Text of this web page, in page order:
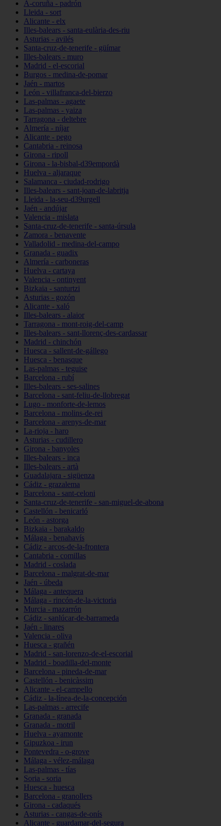
A-coruña - padrón
Lleida - sort
Alicante - elx
Illes-balears - santa-eulària-des-riu
Asturias - avilés
Santa-cruz-de-tenerife - güímar
Illes-balears - muro
Madrid - el-escorial
Burgos - medina-de-pomar
Jaén - martos
León - villafranca-del-bierzo
Las-palmas - agaete
Las-palmas - yaiza
Tarragona - deltebre
Almería - níjar
Alicante - pego
Cantabria - reinosa
Girona - ripoll
Girona - la-bisbal-d39empordà
Huelva - aljaraque
Salamanca - ciudad-rodrigo
Illes-balears - sant-joan-de-labritja
Lleida - la-seu-d39urgell
Jaén - andújar
Valencia - mislata
Santa-cruz-de-tenerife - santa-úrsula
Zamora - benavente
Valladolid - medina-del-campo
Granada - guadix
Almería - carboneras
Huelva - cartaya
Valencia - ontinyent
Bizkaia - santurtzi
Asturias - gozón
Alicante - xaló
Illes-balears - alaior
Tarragona - mont-roig-del-camp
Illes-balears - sant-llorenç-des-cardassar
Madrid - chinchón
Huesca - sallent-de-gállego
Huesca - benasque
Las-palmas - teguise
Barcelona - rubí
Illes-balears - ses-salines
Barcelona - sant-feliu-de-llobregat
Lugo - monforte-de-lemos
Barcelona - molins-de-rei
Barcelona - arenys-de-mar
La-rioja - haro
Asturias - cudillero
Girona - banyoles
Illes-balears - inca
Illes-balears - artà
Guadalajara - sigüenza
Cádiz - grazalema
Barcelona - sant-celoni
Santa-cruz-de-tenerife - san-miguel-de-abona
Castellón - benicarló
León - astorga
Bizkaia - barakaldo
Málaga - benahavís
Cádiz - arcos-de-la-frontera
Cantabria - comillas
Madrid - coslada
Barcelona - malgrat-de-mar
Jaén - úbeda
Málaga - antequera
Málaga - rincón-de-la-victoria
Murcia - mazarrón
Cádiz - sanlúcar-de-barrameda
Jaén - linares
Valencia - oliva
Huesca - grañén
Madrid - san-lorenzo-de-el-escorial
Madrid - boadilla-del-monte
Barcelona - pineda-de-mar
Castellón - benicàssim
Alicante - el-campello
Cádiz - la-línea-de-la-concepción
Las-palmas - arrecife
Granada - granada
Granada - motril
Huelva - ayamonte
Gipuzkoa - irun
Pontevedra - o-grove
Málaga - vélez-málaga
Las-palmas - tías
Soria - soria
Huesca - huesca
Barcelona - granollers
Girona - cadaqués
Asturias - cangas-de-onís
Alicante - guardamar-del-segura